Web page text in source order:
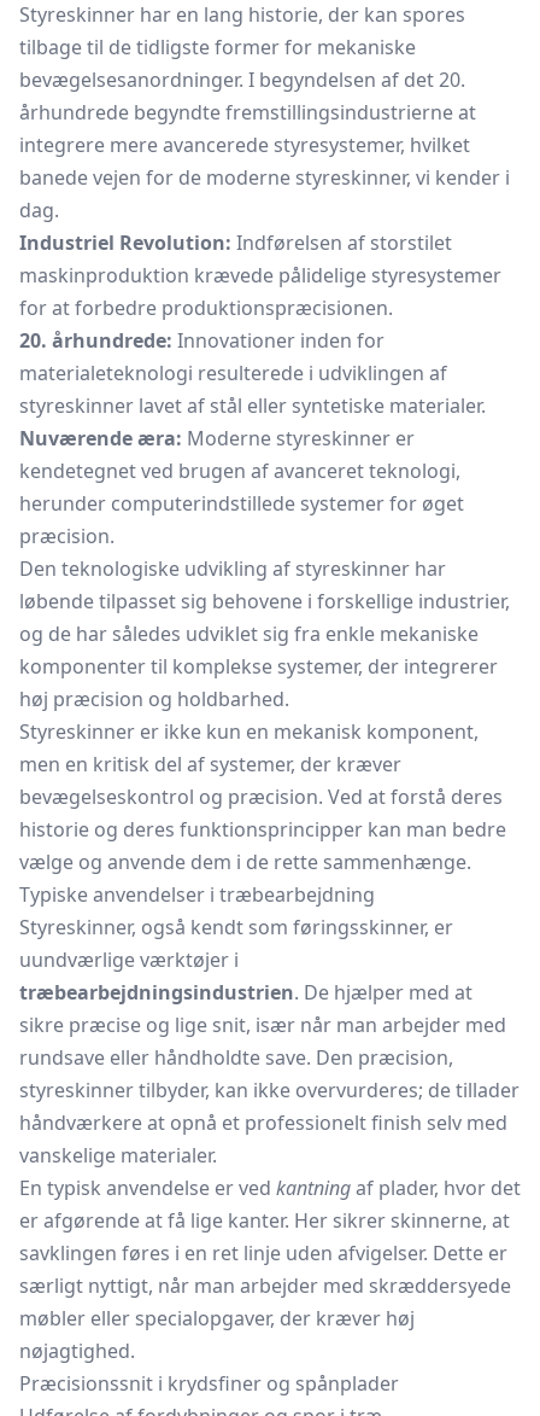
Styreskinner har en lang historie, der kan spores
tilbage til de tidligste former for mekaniske
bevægelsesanordninger. I begyndelsen af det 20.
århundrede begyndte fremstillingsindustrierne at
integrere mere avancerede styresystemer, hvilket
banede vejen for de moderne styreskinner, vi kender i
dag.
Industriel Revolution: Indførelsen af storstilet
maskinproduktion krævede pålidelige styresystemer
for at forbedre produktionspræcisionen.
20. århundrede: Innovationer inden for
materialeteknologi resulterede i udviklingen af
styreskinner lavet af stål eller syntetiske materialer.
Nuværende æra: Moderne styreskinner er
kendetegnet ved brugen af avanceret teknologi,
herunder computerindstillede systemer for øget
præcision.
Den teknologiske udvikling af styreskinner har
løbende tilpasset sig behovene i forskellige industrier,
og de har således udviklet sig fra enkle mekaniske
komponenter til komplekse systemer, der integrerer
høj præcision og holdbarhed.
Styreskinner er ikke kun en mekanisk komponent,
men en kritisk del af systemer, der kræver
bevægelseskontrol og præcision. Ved at forstå deres
historie og deres funktionsprincipper kan man bedre
vælge og anvende dem i de rette sammenhænge.
Typiske anvendelser i træbearbejdning
Styreskinner, også kendt som føringsskinner, er
uundværlige værktøjer i
træbearbejdningsindustrien. De hjælper med at
sikre præcise og lige snit, især når man arbejder med
rundsave eller håndholdte save. Den præcision,
styreskinner tilbyder, kan ikke overvurderes; de tillader
håndværkere at opnå et professionelt finish selv med
vanskelige materialer.
En typisk anvendelse er ved kantningaf plader, hvor det
er afgørende at få lige kanter. Her sikrer skinnerne, at
savklingen føres i en ret linje uden afvigelser. Dette er
særligt nyttigt, når man arbejder med skræddersyede
møbler eller specialopgaver, der kræver høj
nøjagtighed.
Præcisionssnit i krydsfiner og spånplader